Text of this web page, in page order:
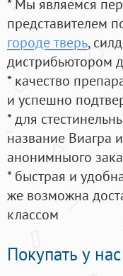
* Мы являемся
представителем
городе тверь,
дистрибьютором
* качество
и успешно
* для
название Виагра
анонимныого
* быстрая и
же возможна
классом
Покупать у